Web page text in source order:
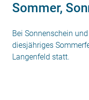
Sommer,
Bei Sonnenschein
diesjähriges
Langenfeld statt.